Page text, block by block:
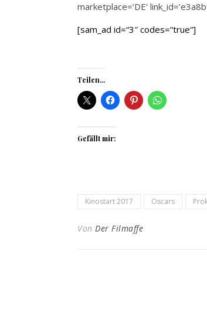
marketplace=’DE‘
[sam_ad id=“3″ codes=“true“]
Teilen...
Gefällt mir:
Kinostart 2017 Oscars
Von Der Filmaffe